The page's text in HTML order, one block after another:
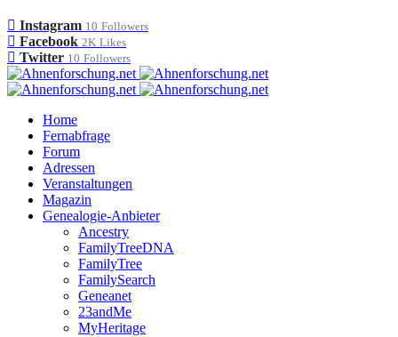
Instagram 10 Followers
Facebook 2K Likes
Twitter 10 Followers
Home
Fernabfrage
Forum
Adressen
Veranstaltungen
Magazin
Genealogie-Anbieter
Ancestry
FamilyTreeDNA
FamilyTree
FamilySearch
Geneanet
23andMe
MyHeritage